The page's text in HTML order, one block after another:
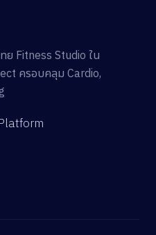
ย Fitness Studio ใน
ครอบคลุม Cardio,